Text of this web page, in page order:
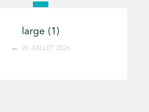
large (1)
20 JUILLET 2026